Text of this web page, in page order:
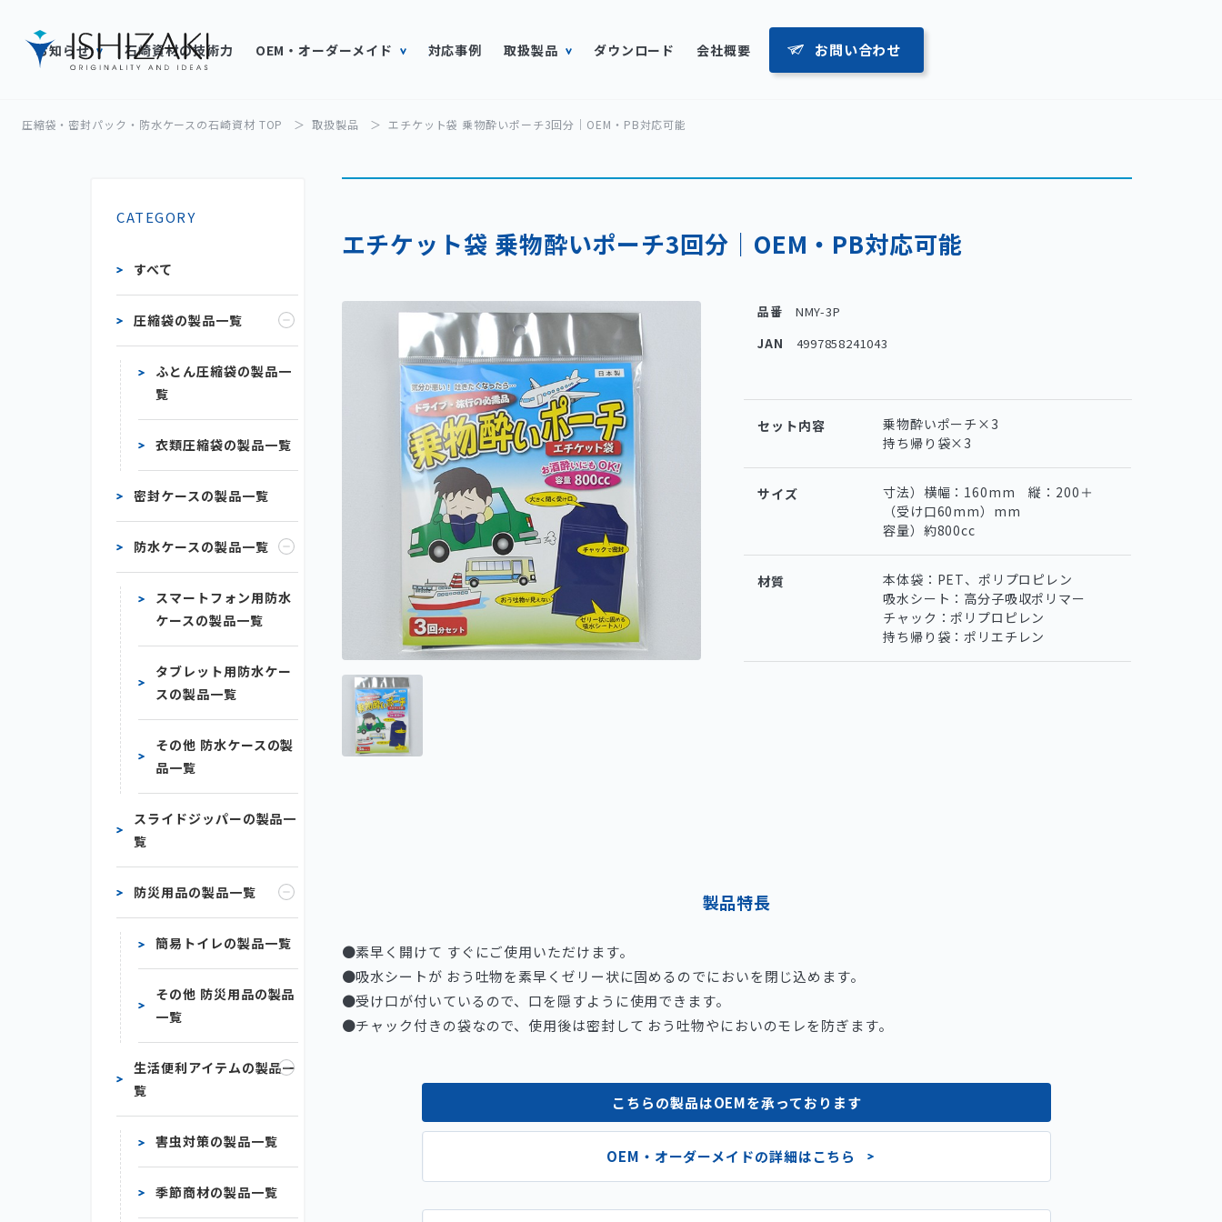
お知らせ 石崎資材の技術力 OEM・オーダーメイド 対応事例 取扱製品 ダウンロード 会社概要 お問い合わせ
圧縮袋・密封パック・防水ケースの石崎資材 TOP 取扱製品 エチケット袋 乗物酔いポーチ3回分｜OEM・PB対応可能
エチケット袋 乗物酔いポーチ3回分｜OEM・PB対応可能
品番
NMY-3P
JAN
4997858241043
セット内容
乗物酔いポーチ×3
持ち帰り袋×3
サイズ
寸法）横幅：160mm 縦：200＋
（受け口60mm）mm
容量）約800cc
材質
本体袋：PET、ポリプロピレン
吸水シート：高分子吸収ポリマー
チャック：ポリプロピレン
持ち帰り袋：ポリエチレン
製品特長
●素早く開けて すぐにご使用いただけます。
●吸水シートが おう吐物を素早くゼリー状に固めるのでにおいを閉じ込めます。
●受け口が付いているので、口を隠すように使用できます。
●チャック付きの袋なので、使用後は密封して おう吐物やにおいのモレを防ぎます。
こちらの製品はOEMを承っております
OEM・オーダーメイドの詳細はこちら
CATEGORY
すべて
圧縮袋の製品一覧
ふとん圧縮袋の製品一
覧
衣類圧縮袋の製品一覧
密封ケースの製品一覧
防水ケースの製品一覧
スマートフォン用防水
ケースの製品一覧
タブレット用防水ケー
スの製品一覧
その他 防水ケースの製
品一覧
スライドジッパーの製品一
覧
防災用品の製品一覧
簡易トイレの製品一覧
その他 防災用品の製品
一覧
生活便利アイテムの製品一
覧
害虫対策の製品一覧
季節商材の製品一覧